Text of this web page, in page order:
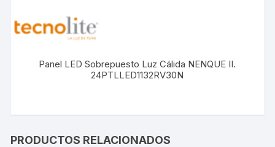
Panel LED Sobrepuesto Luz Cálida NENQUE II.
24PTLLED1132RV30N
PRODUCTOS RELACIONADOS